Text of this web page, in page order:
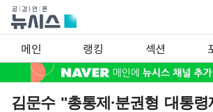
메인 랭킹 섹션
김문수 "총통제·분권형 대통